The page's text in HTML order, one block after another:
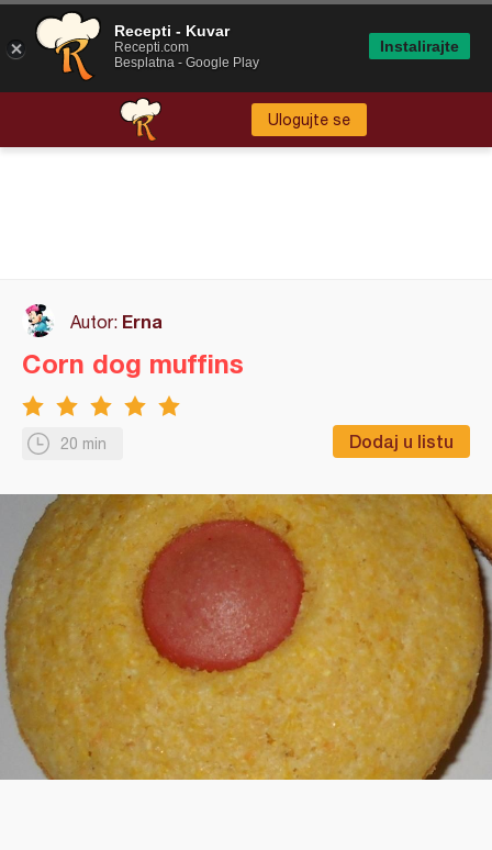
Ulogujte se
Autor: Erna
20 min Dodaj u listu
Corn dog muffins
Recepti - Kuvar
Recepti.com
Besplatna - Google Play
Instalirajte